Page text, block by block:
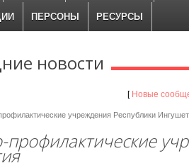
ПЕРСОНЫ РЕСУРСЫ
новости
[ Новые
учреждения Республики